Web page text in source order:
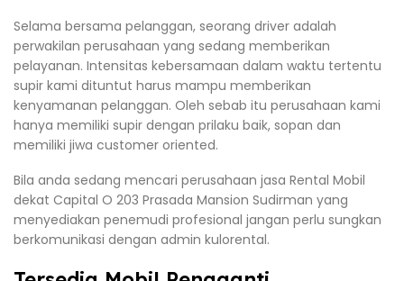
Selama bersama pelanggan, seorang driver adalah
perwakilan perusahaan yang sedang memberikan
pelayanan. Intensitas kebersamaan dalam waktu tertentu
supir kami dituntut harus mampu memberikan
kenyamanan pelanggan. Oleh sebab itu perusahaan kami
hanya memiliki supir dengan prilaku baik, sopan dan
memiliki jiwa customer oriented.
Bila anda sedang mencari perusahaan jasa Rental Mobil
dekat Capital O 203 Prasada Mansion Sudirman yang
menyediakan penemudi profesional jangan perlu sungkan
berkomunikasi dengan admin kulorental.